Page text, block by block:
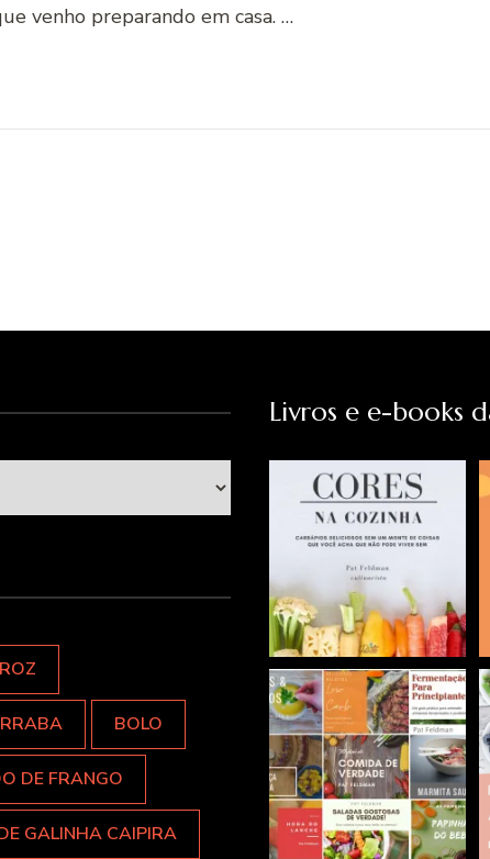
venho preparando em casa. …
BOLO
DE FRANGO
GALINHA CAIPIRA
Livros e e-books